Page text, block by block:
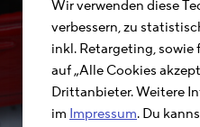
Wir verwenden diese
verbessern, zu
inkl. Retargeting,
auf „Alle Cookies
Drittanbieter. Weitere
im Impressum. Du